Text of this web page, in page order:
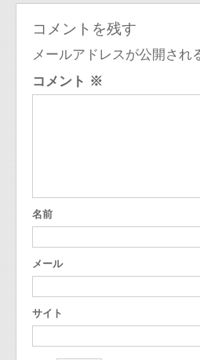
コメントを残す
メールアドレスが公開され
コメント ※
名前
メール
サイト